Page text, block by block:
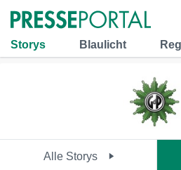
Storys Blaulicht
Alle Storys